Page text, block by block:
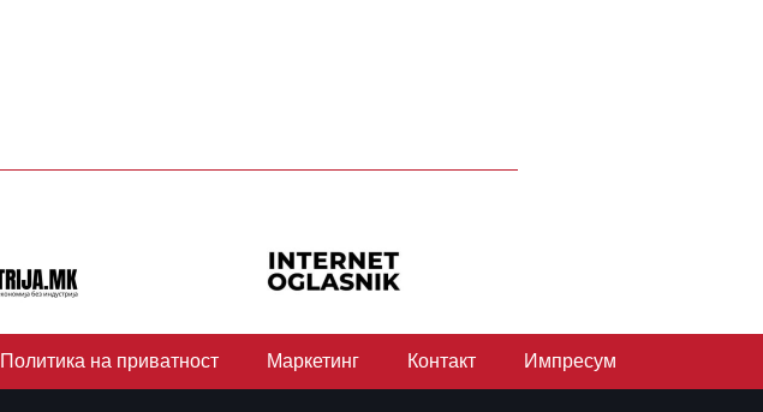
Политика на приватност Маркетинг Контакт Импресум